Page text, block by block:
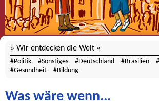
Wir entdecken die Welt
Politik Sonstiges Deutschland Brasilien
Gesundheit
Bildung
Was wäre wenn...